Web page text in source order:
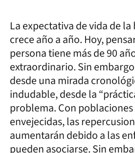
La expectativa de vida de
crece año a año. Hoy,
persona tiene más de 90
extraordinario. Sin
desde una mirada
indudable, desde la
problema. Con
envejecidas, las
aumentarán debido a las
pueden asociarse. Sin